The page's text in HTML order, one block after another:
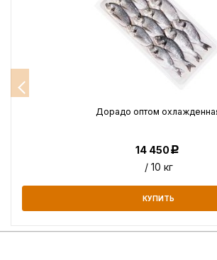
Дорадо оптом
14 450Р
/ 10 кг
КУПИТЬ